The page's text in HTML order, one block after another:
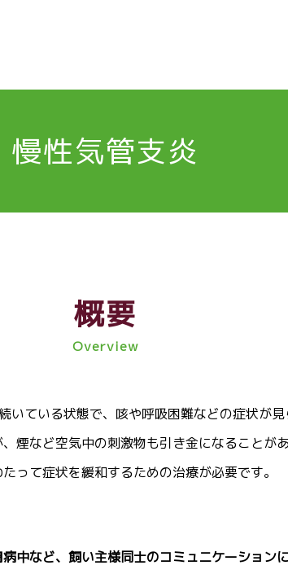
慢性気管支炎
概要
Overview
いている状態で、咳や呼吸困難などの症状が
煙など空気中の刺激物も引き金になることが
って症状を緩和するための治療が必要です。
中など、飼い主様同士のコミュニケーション